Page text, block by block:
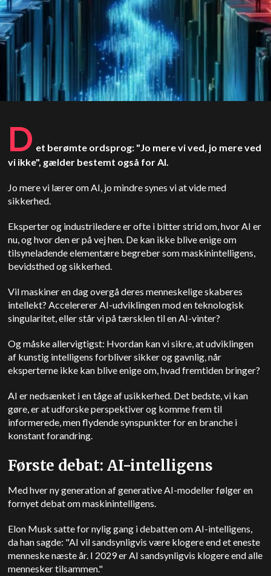
D et berømte ordsprog: "Jo mere vi ved, jo mere ved
vi ikke", gælder bestemt også for AI.
Jo mere vi lærer om AI, jo mindre synes vi at vide med
sikkerhed.
Eksperter og industriledere er ofte i bitter strid om, hvor AI er
nu, og hvor den er på vej hen. De kan ikke blive enige om
tilsyneladende elementære begreber som maskinintelligens,
bevidsthed og sikkerhed.
Vil maskiner en dag overgå deres menneskelige skaberes
intellekt? Accelererer AI-udviklingen mod en teknologisk
singularitet, eller står vi på tærsklen til en AI-vinter?
Og måske allervigtigst: Hvordan kan vi sikre, at udviklingen
af kunstig intelligens forbliver sikker og gavnlig, når
eksperterne ikke kan blive enige om, hvad fremtiden bringer?
AI er nedsænket i en tåge af usikkerhed. Det bedste, vi kan
gøre, er at udforske perspektiver og komme frem til
informerede, men flydende synspunkter for en branche i
konstant forandring.
Første debat: AI-intelligens
Med hver ny generation af generative AI-modeller følger en
fornyet debat om maskinintelligens.
Elon Musk satte for nylig gang i debatten om AI-intelligens,
da han sagde: "AI vil sandsynligvis være klogere end et eneste
menneske næste år. I 2029 er AI sandsynligvis klogere end alle
mennesker tilsammen."